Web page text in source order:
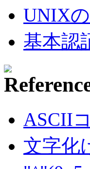
UNIX
基本認
ASCII
文字化